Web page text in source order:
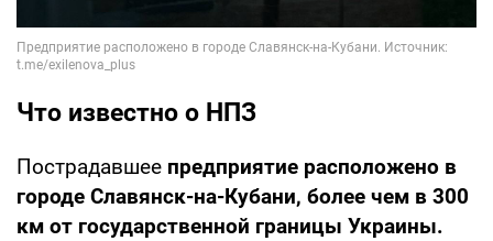
Что известно о НПЗ
Пострадавшее предприятие расположено в
городе Славянск-на-Кубани, более чем в 300
км от государственной границы Украины.